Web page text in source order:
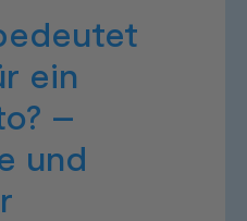
ein
–
und